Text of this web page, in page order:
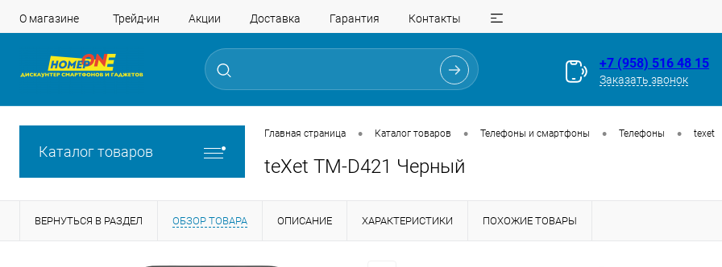
О магазине Трейд-ин Акции Доставка Гарантия Контакты
+7 (958) 516 48 15
Заказать звонок
Каталог товаров
Главная страница • Каталог товаров • Телефоны и смартфоны • Телефоны • texet
teXet TM-D421 Черный
ВЕРНУТЬСЯ В РАЗДЕЛ ОБЗОР ТОВАРА ОПИСАНИЕ ХАРАКТЕРИСТИКИ ПОХОЖИЕ ТОВАРЫ